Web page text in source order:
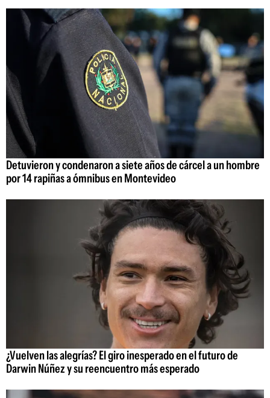
Detuvieron y condenaron a siete años de cárcel a un hombre
por 14 rapiñas a ómnibus en Montevideo
¿Vuelven las alegrías? El giro inesperado en el futuro de
Darwin Núñez y su reencuentro más esperado